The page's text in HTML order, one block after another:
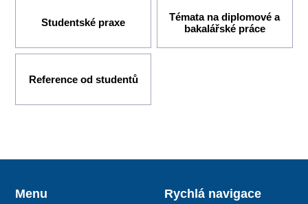
Studentské praxe
Témata na diplomové a
bakalářské práce
Reference od studentů
Menu Rychlá navigace